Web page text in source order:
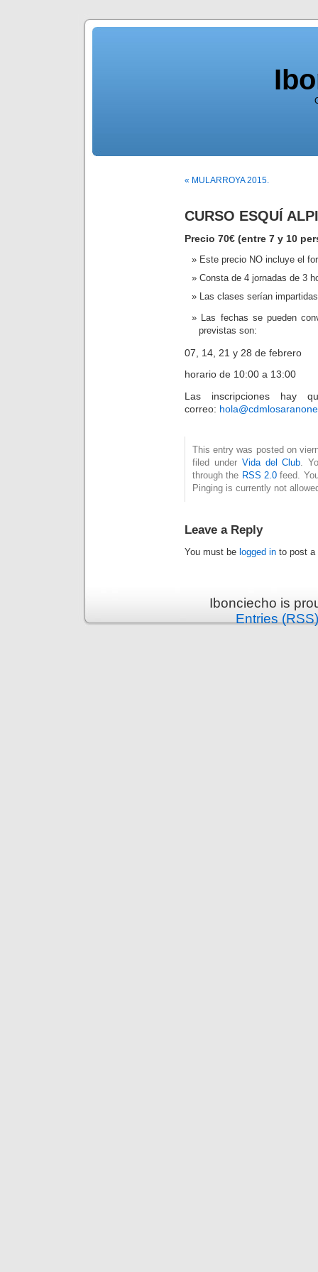
« MULARROYA 2015.
CURSO ESQUÍ
Precio 70€ (entre 7 y 10
Este precio NO incluye el
Consta de 4 jornadas de 3
Las clases serían
Las fechas se pueden
previstas son:
07, 14, 21 y 28 de febrero
horario de 10:00 a 13:00
Las inscripciones hay
correo:
This entry was posted on
filed under Vida del Club .
through the RSS 2.0 feed.
Pinging is currently not
Leave a Reply
You must be logged in to post a
Ibonciecho is
Entries (RSS)